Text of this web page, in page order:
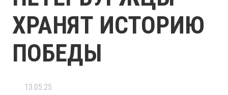
ХРАНЯТ ИСТОРИЮ
ПОБЕДЫ
13.05.25